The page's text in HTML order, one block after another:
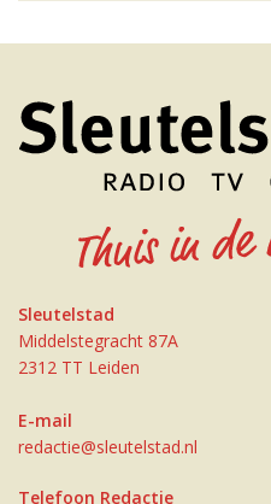
Sleutelstad
Middelstegracht 87A
2312 TT Leiden
E-mail
redactie@sleutelstad.nl
Telefoon Redactie